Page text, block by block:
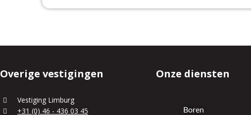
Overige vestigingen
Vestiging Limburg
+31 (0) 46 - 436 03 45
Onze diensten
Boren